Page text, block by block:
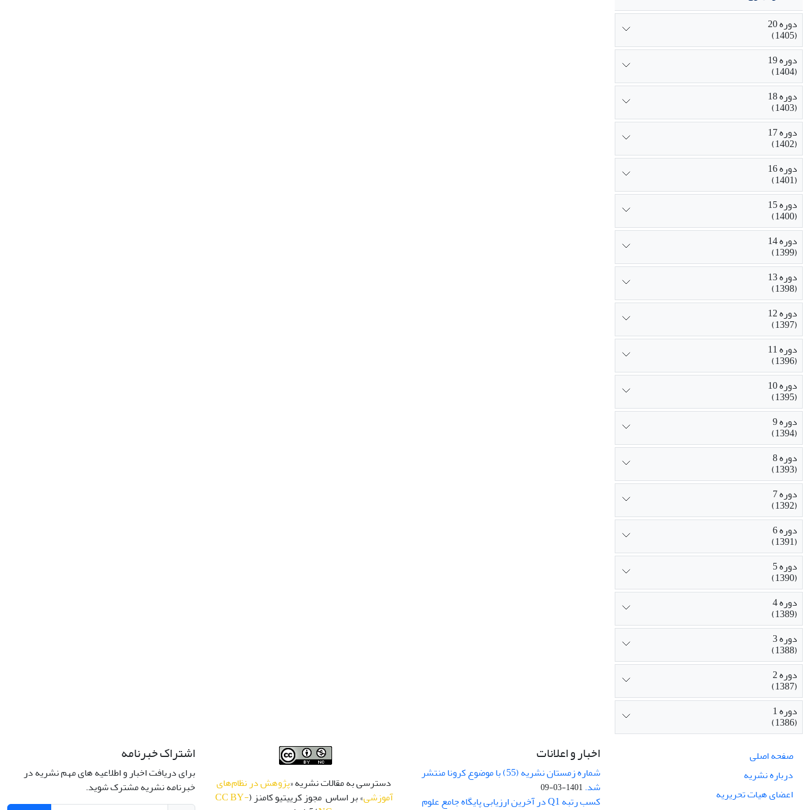
دوره 20
(1405)
دوره 19
(1404)
دوره 18
(1403)
دوره 17
(1402)
دوره 16
(1401)
دوره 15
(1400)
دوره 14
(1399)
دوره 13
(1398)
دوره 12
(1397)
دوره 11
(1396)
دوره 10
(1395)
دوره 9
(1394)
دوره 8
(1393)
دوره 7
(1392)
دوره 6
(1391)
دوره 5
(1390)
دوره 4
(1389)
دوره 3
(1388)
دوره 2
(1387)
دوره 1
(1386)
صفحه اصلی
درباره نشریه
اعضای هیات تحریریه
اخبار و اعلانات
شماره زمستان نشریه (55) با موضوع کرونا منتشر
شد.1401-03-09
کسب رتبه Q1 در آخرین ارزیابی پایگاه جامع علوم
دسترسی به مقالات نشریه «پژوهش در نظام‌های
آموزشی» بر اساس مجوز کرییتیو کامنز (CC BY-
اشتراک خبرنامه
برای دریافت اخبار و اطلاعیه های مهم نشریه در
خبرنامه نشریه مشترک شوید.